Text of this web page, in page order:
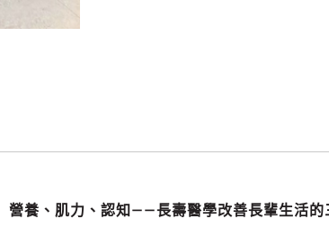
營養、肌力、認知——長壽醫學改善長輩生活的